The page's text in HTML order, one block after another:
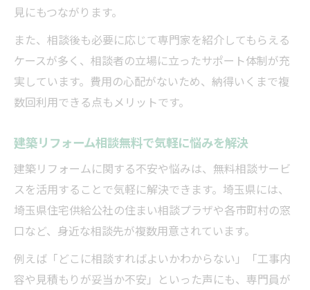
見にもつながります。
また、相談後も必要に応じて専門家を紹介してもらえる
ケースが多く、相談者の立場に立ったサポート体制が充
実しています。費用の心配がないため、納得いくまで複
数回利用できる点もメリットです。
建築リフォーム相談無料で気軽に悩みを解決
建築リフォームに関する不安や悩みは、無料相談サービ
スを活用することで気軽に解決できます。埼玉県には、
埼玉県住宅供給公社の住まい相談プラザや各市町村の窓
口など、身近な相談先が複数用意されています。
例えば「どこに相談すればよいかわからない」「工事内
容や見積もりが妥当か不安」といった声にも、専門員が